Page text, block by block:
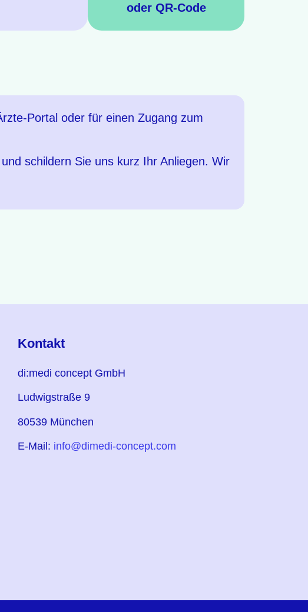
oder QR-Code
Portal oder für einen Zugang zum
schildern Sie uns kurz Ihr Anliegen. Wir
Kontakt
di:medi concept GmbH
Ludwigstraße 9
80539 München
E-Mail: info@dimedi-concept.com